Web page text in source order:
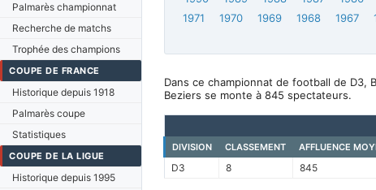
Palmarès championnat
Recherche de matchs
Trophée des champions
COUPE DE FRANCE
Historique depuis 1918
Palmarès coupe
Statistiques
COUPE DE LA LIGUE
Historique depuis 1995
1971
1970 1969 1968 1967
Dans ce championnat de football de
Beziers se monte à 845 spectateurs.
DIVISION
CLASSEMENT AFFLUENCE
D3 8 845